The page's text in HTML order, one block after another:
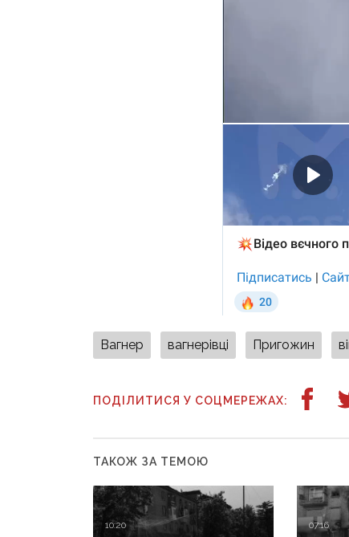
Вагнер вагнерівці Пригожин
ПОДІЛИТИСЯ У СОЦМЕРЕЖАХ:
ТАКОЖ ЗА ТЕМОЮ
10:20 07:16